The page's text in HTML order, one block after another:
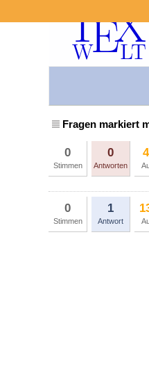
Fragen markiert
0
Stimmen
0
Antworten
0
Stimmen
1
Antwort